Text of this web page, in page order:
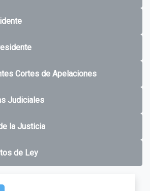
Cortes de Apelaciones
Judiciales
la Justicia
de Ley